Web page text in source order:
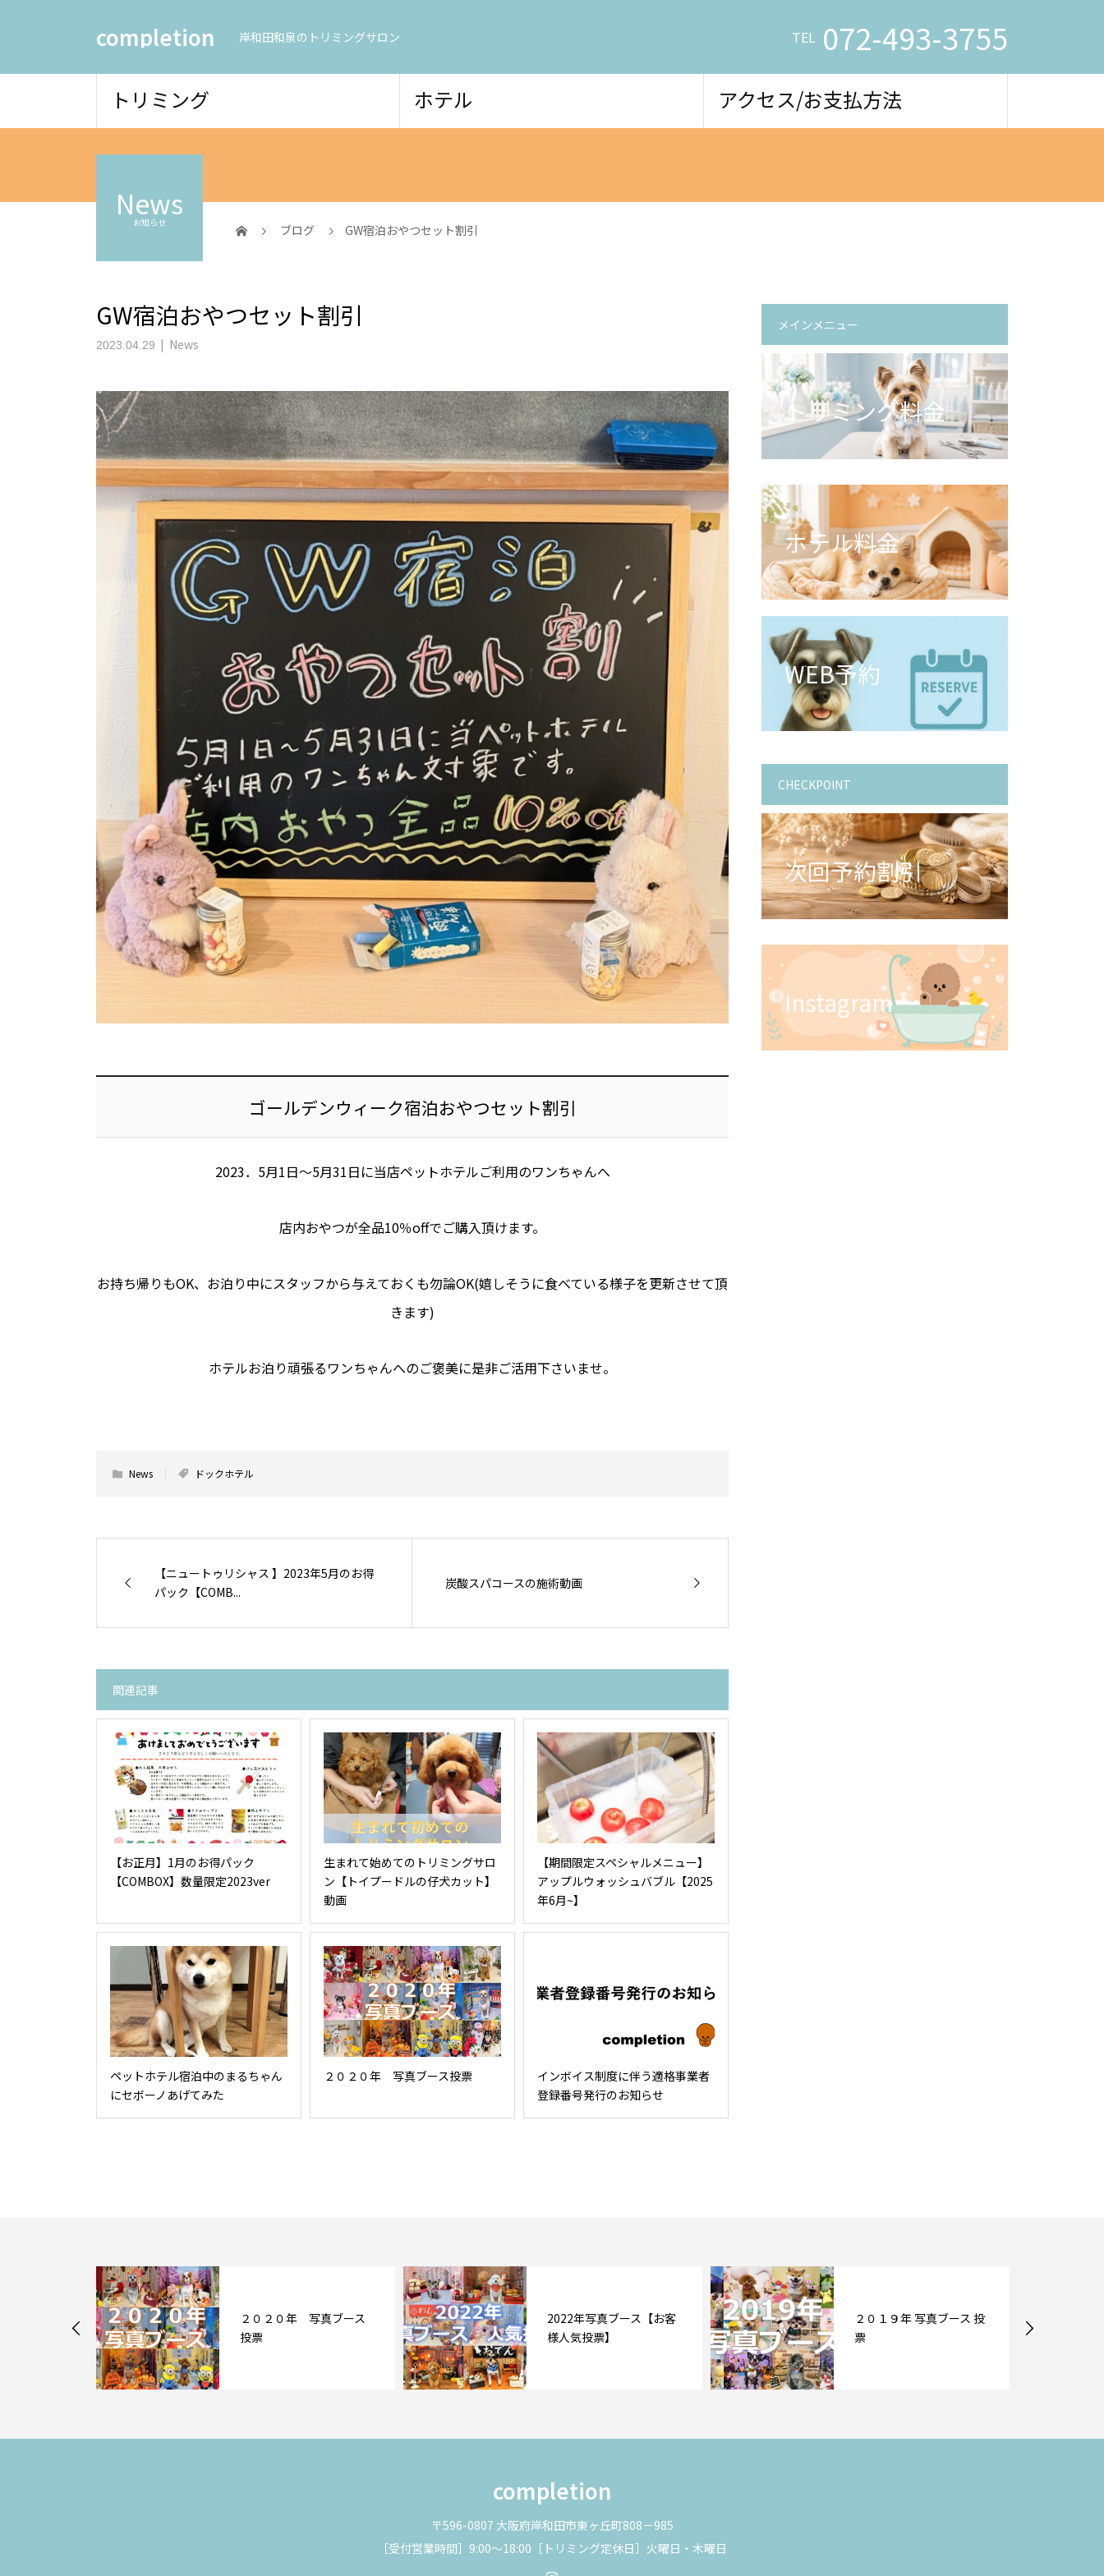
completion 岸和田和泉のトリミングサロン TEL 072-493-3755
トリミング ホテル アクセス/お支払方法
News
お知らせ ブログ GW宿泊おやつセット割引
GW宿泊おやつセット割引
2023.04.29 News
ゴールデンウィーク宿泊おやつセット割引
2023．5月1日～5月31日に当店ペットホテルご利用のワンちゃんへ
店内おやつが全品10％offでご購入頂けます。
お持ち帰りもOK、お泊り中にスタッフから与えておくも勿論OK(嬉しそうに食べている様子を更新させて頂
きます)
ホテルお泊り頑張るワンちゃんへのご褒美に是非ご活用下さいませ。
News ドックホテル
【ニュートゥリシャス 】2023年5月のお得
パック【COMB...
炭酸スパコースの施術動画
関連記事
【お正月】1月のお得パック
【COMBOX】数量限定2023ver
生まれて始めてのトリミングサロ
ン【トイプードルの仔犬カット】
動画
【期間限定スペシャルメニュー】
アップルウォッシュバブル【2025
年6月~】
ペットホテル宿泊中のまるちゃん
にセボーノあげてみた
２０２０年 写真ブース投票
インボイス制度に伴う適格事業者
登録番号発行のお知らせ
メインメニュー
トリミング料金
ホテル料金
WEB予約
CHECKPOINT
次回予約割引
Instagram
２０２０年 写真ブース
投票
2022年写真ブース【お客
様人気投票】
２０１９年 写真ブース 投
票
completion
〒596-0807 大阪府岸和田市東ヶ丘町808－985
［受付営業時間］9:00～18:00［トリミング定休日］火曜日・木曜日